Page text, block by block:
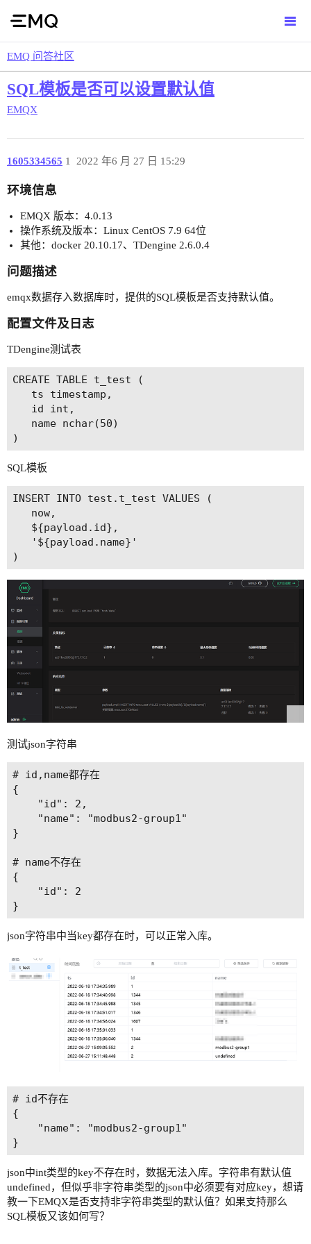
EMQ 问答社区
SQL模板是否可以设置默认值
EMQX
1605334565 2022 年6 月 27 日 15:29
1
环境信息
EMQX 版本：4.0.13
操作系统及版本：Linux CentOS 7.9 64位
其他：docker 20.10.17、TDengine 2.6.0.4
问题描述
emqx数据存入数据库时，提供的SQL模板是否支持默认值。
配置文件及日志
TDengine测试表
CREATE TABLE t_test (
   ts timestamp,
   id int,
   name nchar(50)
SQL模板
INSERT INTO test.t_test VALUES (
   now,
   ${payload.id},
   '${payload.name}'
测试json字符串
# id,name都存在
{
    "id": 2,
    "name": "modbus2-group1"
}
# name不存在
{
    "id": 2
json字符串中当key都存在时，可以正常入库。
# id不存在
{
    "name": "modbus2-group1"
json中int类型的key不存在时，数据无法入库。字符串有默认值
undefined，但似乎非字符串类型的json中必须要有对应key，想请
教一下EMQX是否支持非字符串类型的默认值？如果支持那么
SQL模板又该如何写？